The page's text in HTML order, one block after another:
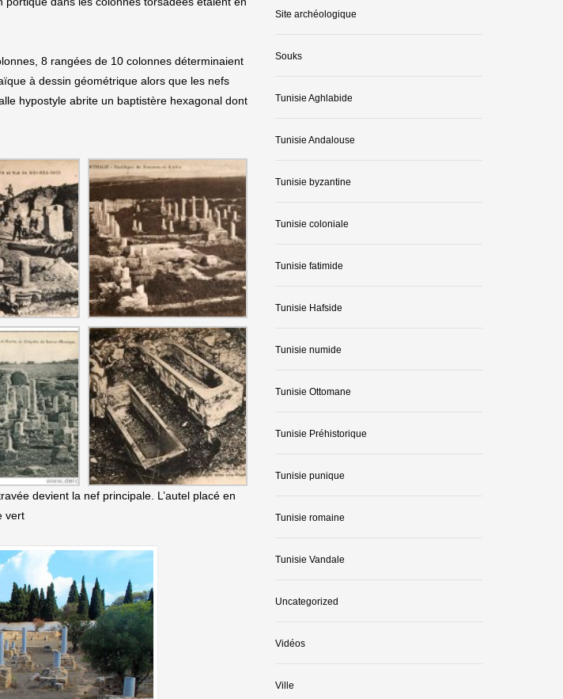
8 rangées de 10 colonnes déterminaient
à dessin géométrique alors que les nefs
hypostyle abrite un baptistère hexagonal dont
devient la nef principale. L’autel placé en
vert
Site archéologique
Souks
Tunisie Aghlabide
Tunisie Andalouse
Tunisie byzantine
Tunisie coloniale
Tunisie fatimide
Tunisie Hafside
Tunisie numide
Tunisie Ottomane
Tunisie Préhistorique
Tunisie punique
Tunisie romaine
Tunisie Vandale
Uncategorized
Vidéos
Ville